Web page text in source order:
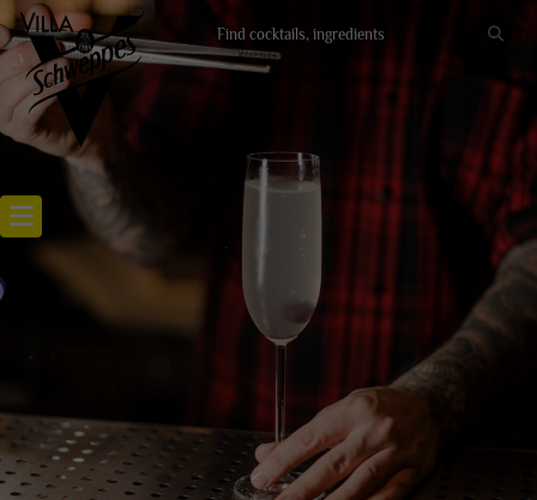
Recettes cocktails
Lieux